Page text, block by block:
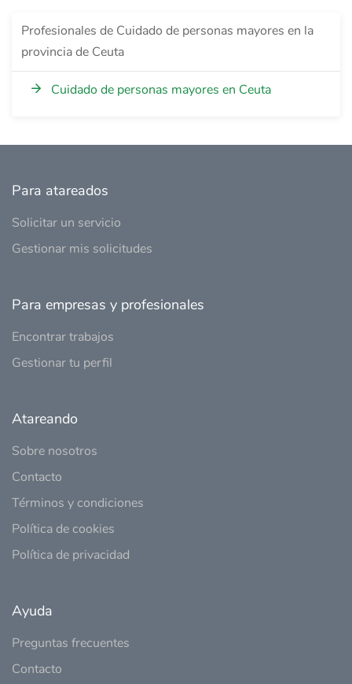
Profesionales de Cuidado de personas mayores en la
provincia de Ceuta
Cuidado de personas mayores en Ceuta
Para atareados
Solicitar un servicio
Gestionar mis solicitudes
Para empresas y profesionales
Encontrar trabajos
Gestionar tu perfil
Atareando
Sobre nosotros
Contacto
Términos y condiciones
Política de cookies
Política de privacidad
Ayuda
Preguntas frecuentes
Contacto